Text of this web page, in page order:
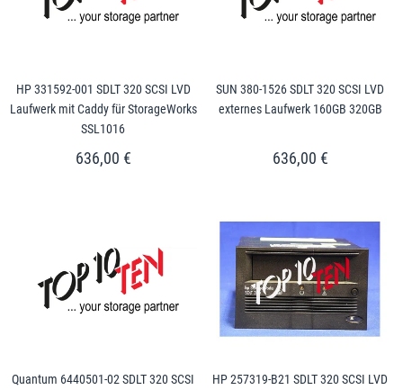
HP 331592-001 SDLT 320 SCSI LVD
Laufwerk mit Caddy für StorageWorks
SSL1016
636,00 €
SUN 380-1526 SDLT 320 SCSI LVD
externes Laufwerk 160GB 320GB
636,00 €
Quantum 6440501-02 SDLT 320 SCSI
HP 257319-B21 SDLT 320 SCSI LVD